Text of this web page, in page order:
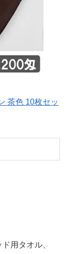
茶色 10枚セッ
ド用タオル、